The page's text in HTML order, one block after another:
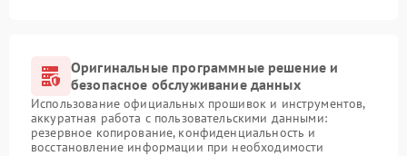
Оригинальные программные решение и
безопасное обслуживание данных
Использование официальных прошивок и инструментов,
аккуратная работа с пользовательскими данными:
резервное копирование, конфиденциальность и
восстановление информации при необходимости